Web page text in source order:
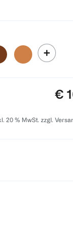
€
20 % MwSt. zzgl.